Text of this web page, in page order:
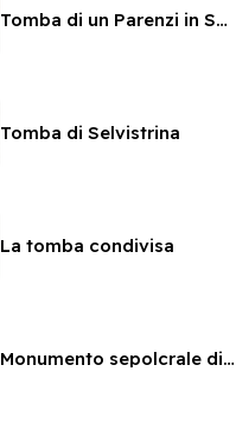
Tomba di un Parenzi in San Ponziano
Tomba di Selvistrina
La tomba condivisa
Monumento sepolcrale di Fulvio Orsini